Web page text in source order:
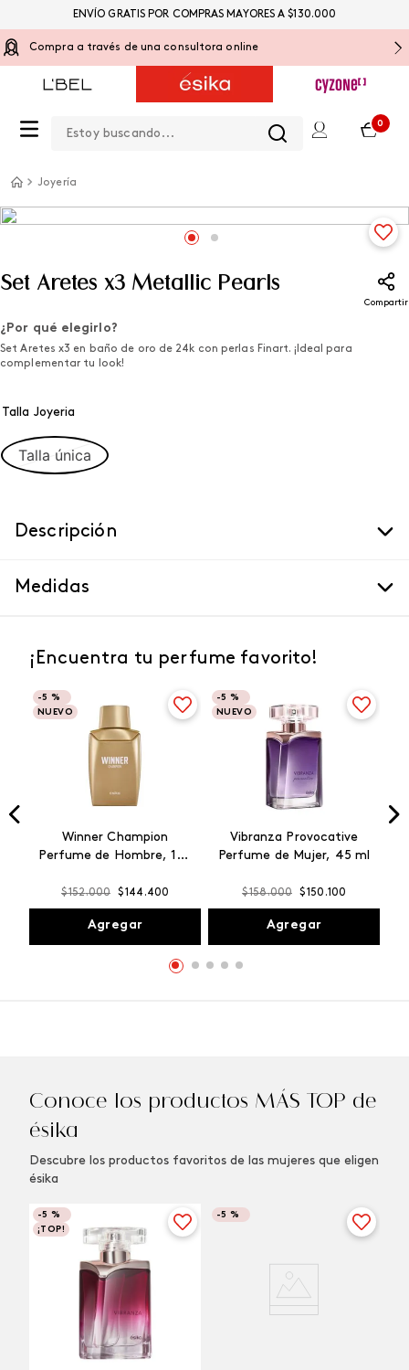
Compra a través de una consultora online
0
ENVÍO GRATIS POR COMPRAS MAYORES A $130.000
Joyería
Set Aretes x3 Metallic Pearls
Compartir
¿Por qué elegirlo?
Set Aretes x3 en baño de oro de 24k con perlas Finart. ¡Ideal para
complementar tu look!
Talla Joyeria
Talla única
Descripción
Medidas
¡Encuentra tu perfume favorito!
-5 %
NUEVO
Winner Champion
Perfume de Hombre, 100
$152.000 $144 .400
Agregar
-5 %
NUEVO
Vibranza Provocative
Perfume de Mujer, 45 ml
$158.000 $150 .100
Agregar
Conoce los productos MÁS TOP de
ésika
Descubre los productos favoritos de las mujeres que eligen
ésika
-5 %
¡TOP!
-5 %